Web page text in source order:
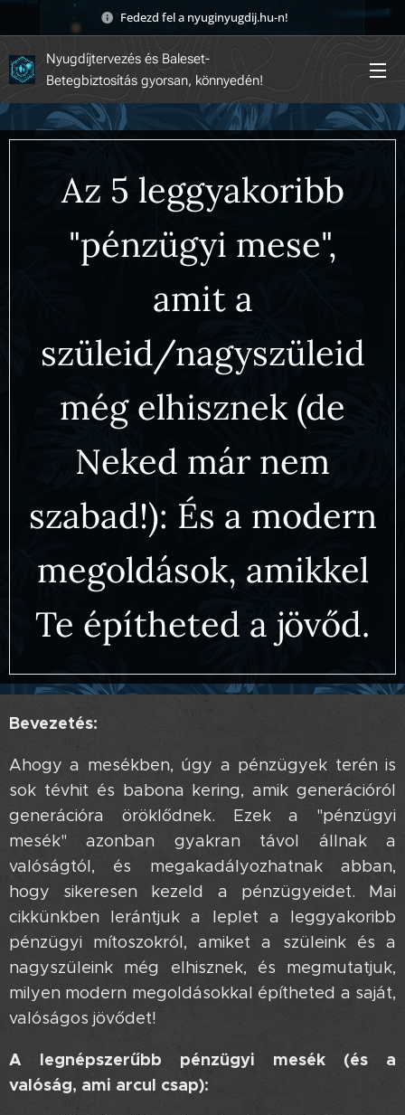
Fedezd fel a nyuginyugdij.hu-n! 🚀
Nyugdíjtervezés és Baleset-
Betegbiztosítás gyorsan, könnyedén!
Az 5 leggyakoribb
"pénzügyi mese",
amit a
szüleid/nagyszüleid
még elhisznek (de
Neked már nem
szabad!): És a modern
megoldások, amikkel
Te építheted a jövőd.
Bevezetés:
Ahogy a mesékben, úgy a pénzügyek terén is
sok tévhit és babona kering, amik generációról
generációra öröklődnek. Ezek a "pénzügyi
mesék" azonban gyakran távol állnak a
valóságtól, és megakadályozhatnak abban,
hogy sikeresen kezeld a pénzügyeidet. Mai
cikkünkben lerántjuk a leplet a leggyakoribb
pénzügyi mítoszokról, amiket a szüleink és a
nagyszüleink még elhisznek, és megmutatjuk,
milyen modern megoldásokkal építheted a saját,
valóságos jövődet!
A legnépszerűbb pénzügyi mesék (és a
valóság, ami arcul csap):